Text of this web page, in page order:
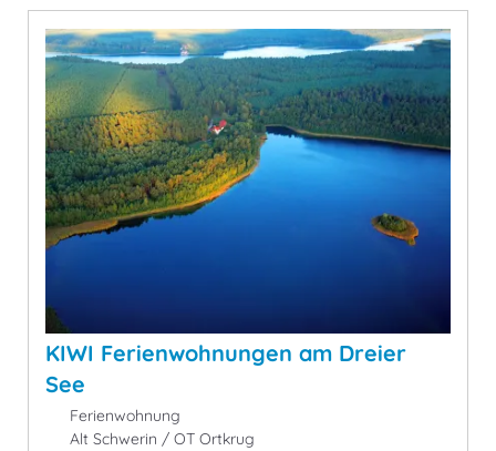
KIWI Ferienwohnungen am Dreier
See
Ferienwohnung
Alt Schwerin / OT Ortkrug